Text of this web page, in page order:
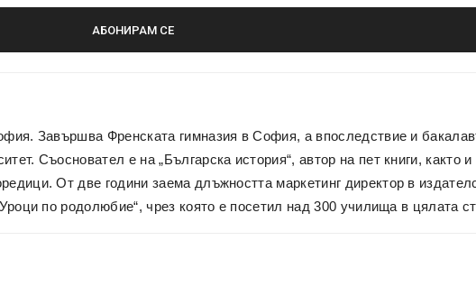
Завършва Френската гимназия в София, а впоследствие и
Съосновател е на „Българска история“, автор на пет книги, както
От две години заема длъжността маркетинг директор в
по родолюбие“, чрез която е посетил над 300 училища в цялата